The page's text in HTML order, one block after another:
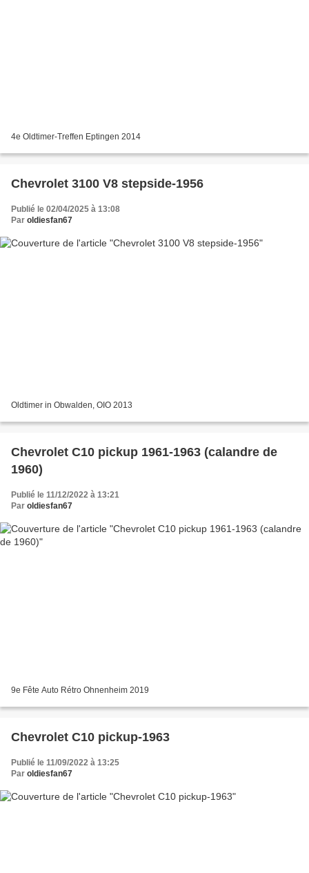
4e Oldtimer-Treffen Eptingen 2014
Chevrolet 3100 V8 stepside-1956
Publié le 02/04/2025 à 13:08
Par oldiesfan67
Oldtimer in Obwalden, OIO 2013
Chevrolet C10 pickup 1961-1963 (calandre de
1960)
Publié le 11/12/2022 à 13:21
Par oldiesfan67
9e Fête Auto Rétro Ohnenheim 2019
Chevrolet C10 pickup-1963
Publié le 11/09/2022 à 13:25
Par oldiesfan67